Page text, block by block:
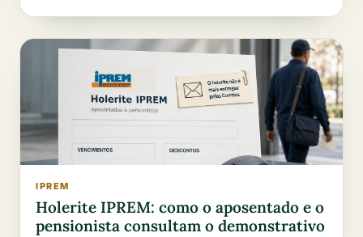
IPREM
Holerite IPREM: como o aposentado e o
pensionista consultam o demonstrativo